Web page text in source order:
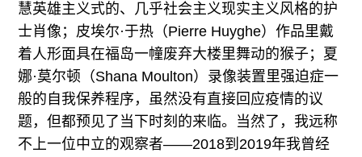
慧英雄主义式的、几乎社会主义现实主义风格的护
士肖像；皮埃尔·于热（Pierre Huyghe）作品里戴
着人形面具在福岛一幢废弃大楼里舞动的猴子；夏
娜·莫尔顿（Shana Moulton）录像装置里强迫症一
般的自我保养程序，虽然没有直接回应疫情的议
题，但都预见了当下时刻的来临。当然了，我远称
不上一位中立的观察者——2018到2019年我曾经